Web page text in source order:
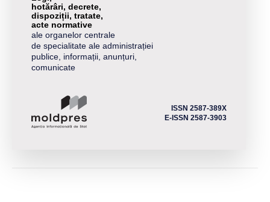
hotărâri, decrete,
dispoziții, tratate,
acte normative
ale organelor centrale
de specialitate ale administrației
publice, informații, anunțuri,
comunicate
ISSN 2587-389X
E-ISSN 2587-3903